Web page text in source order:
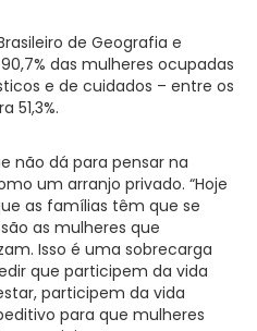
de Geografia e
das mulheres ocupadas
e de cuidados – entre os
51,3%.
não dá para pensar na
um arranjo privado. “Hoje
as famílias têm que se
as mulheres que
Isso é uma sobrecarga
que participem da vida
participem da vida
para que mulheres